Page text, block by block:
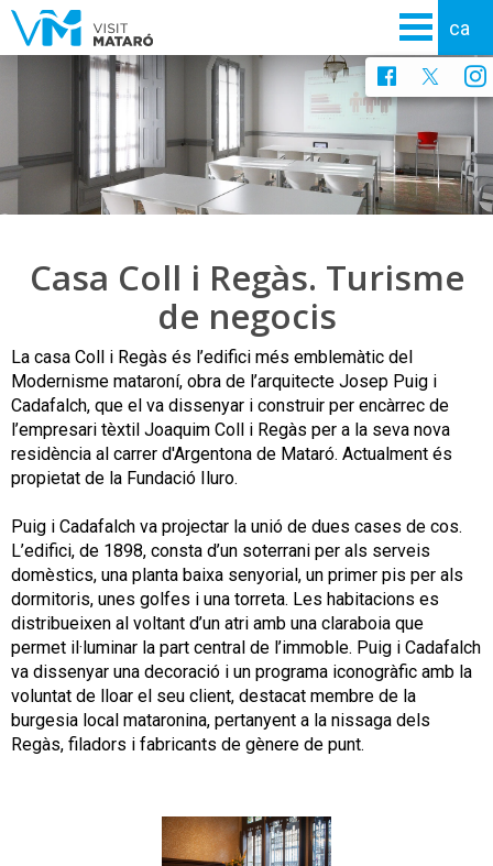
Casa Coll i Regàs. Turisme
de negocis
La casa Coll i Regàs és l’edifici més emblemàtic del
Modernisme mataroní, obra de l’arquitecte Josep Puig i
Cadafalch, que el va dissenyar i construir per encàrrec de
l’empresari tèxtil Joaquim Coll i Regàs per a la seva nova
residència al carrer d'Argentona de Mataró. Actualment és
propietat de la Fundació Iluro.
Puig i Cadafalch va projectar la unió de dues cases de cos.
L’edifici, de 1898, consta d’un soterrani per als serveis
domèstics, una planta baixa senyorial, un primer pis per als
dormitoris, unes golfes i una torreta. Les habitacions es
distribueixen al voltant d’un atri amb una claraboia que
permet il·luminar la part central de l’immoble. Puig i Cadafalch
va dissenyar una decoració i un programa iconogràfic amb la
voluntat de lloar el seu client, destacat membre de la
burgesia local mataronina, pertanyent a la nissaga dels
Regàs, filadors i fabricants de gènere de punt.